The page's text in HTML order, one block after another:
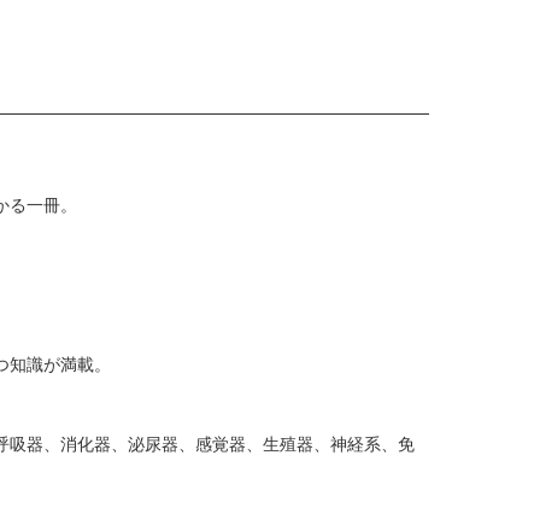
一冊。
識が満載。
器、消化器、泌尿器、感覚器、生殖器、神経系、免